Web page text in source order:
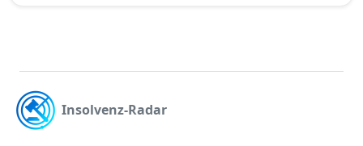
Insolvenz-Radar